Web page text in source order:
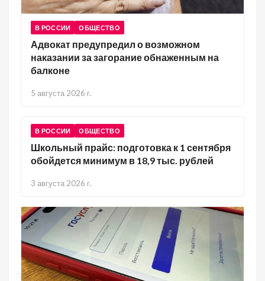
В РОССИИ ОБЩЕСТВО
Адвокат предупредил о возможном
наказании за загорание обнаженным на
балконе
5 августа 2026 г.
В РОССИИ ОБЩЕСТВО
Школьный прайс: подготовка к 1 сентября
обойдется минимум в 18,9 тыс. рублей
3 августа 2026 г.